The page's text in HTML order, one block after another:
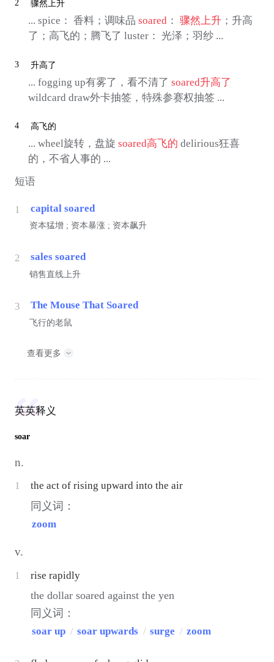
2 骤然上升
... spice： 香料；调味品 soared： 骤然上升；升高
了；高飞的；腾飞了 luster： 光泽；羽纱 ...
3 升高了
... fogging up有雾了，看不清了 soared升高了
wildcard draw外卡抽签，特殊参赛权抽签 ...
4 高飞的
... wheel旋转，盘旋 soared高飞的 delirious狂喜
的，不省人事的 ...
短语
1 capital soared
资本猛增 ; 资本暴涨 ; 资本飙升
2 sales soared
销售直线上升
3 The Mouse That Soared
飞行的老鼠
查看更多
英英释义
soar
n.
1 the act of rising upward into the air
同义词：
zoom
v.
1 rise rapidly
the dollar soared against the yen
同义词：
soar up / soar upwards / surge / zoom